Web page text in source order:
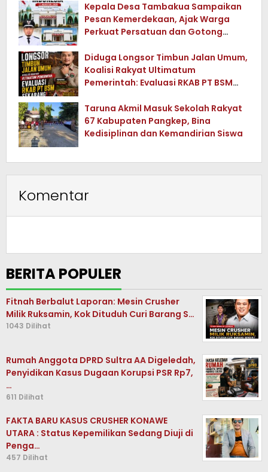
Kepala Desa Tambakua Sampaikan
Pesan Kemerdekaan, Ajak Warga
Perkuat Persatuan dan Gotong
Diduga Longsor Timbun Jalan Umum,
Koalisi Rakyat Ultimatum
Pemerintah: Evaluasi RKAB PT BSM
Taruna Akmil Masuk Sekolah Rakyat
67 Kabupaten Pangkep, Bina
Kedisiplinan dan Kemandirian Siswa
Komentar
BERITA POPULER
Fitnah Berbalut Laporan: Mesin Crusher
Milik Ruksamin, Kok Dituduh Curi Barang S…
1043 Dilihat
Rumah Anggota DPRD Sultra AA Digeledah,
Penyidikan Kasus Dugaan Korupsi PSR Rp7,
…
611 Dilihat
FAKTA BARU KASUS CRUSHER KONAWE
UTARA : Status Kepemilikan Sedang Diuji di
Penga…
457 Dilihat